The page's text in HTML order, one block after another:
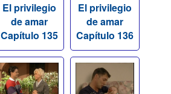
El privilegio
de amar
Capítulo 135
El privilegio
de amar
Capítulo 136